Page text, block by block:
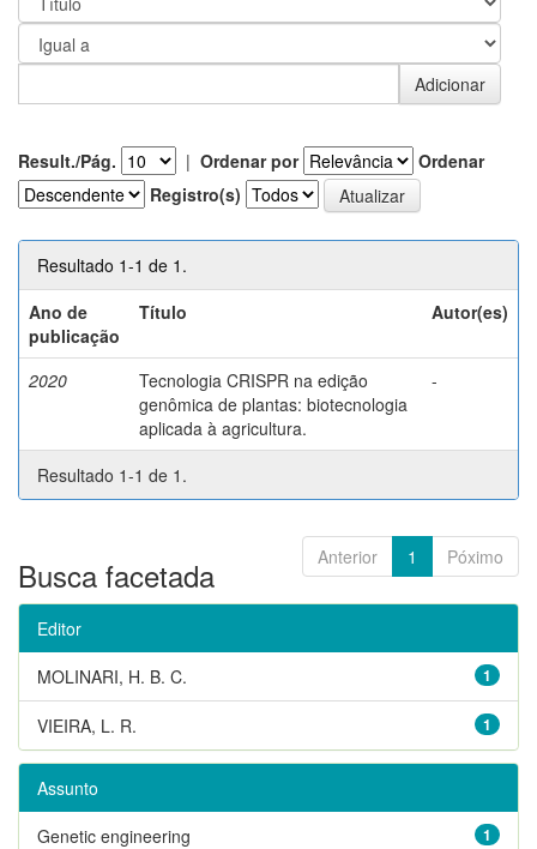
Result./Pág. | Ordenar por
Ordenar
Registro(s)
Resultado 1-1 de 1.
Ano de
publicação
Título Autor(es)
2020
Tecnologia CRISPR na edição
genômica de plantas: biotecnologia
aplicada à agricultura.
-
Resultado 1-1 de 1.
Anterior 1 Póximo
Busca facetada
Editor
1
MOLINARI, H. B. C.
1
VIEIRA, L. R.
Assunto
1
Genetic engineering